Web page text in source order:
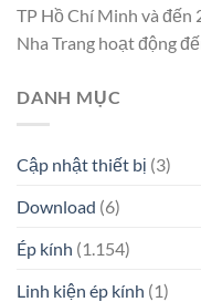
TP Hồ Chí Minh và đến
Nha Trang hoạt động
DANH MỤC
Cập nhật thiết bị (3)
Download (6)
Ép kính (1.154)
Linh kiện ép kính (1)